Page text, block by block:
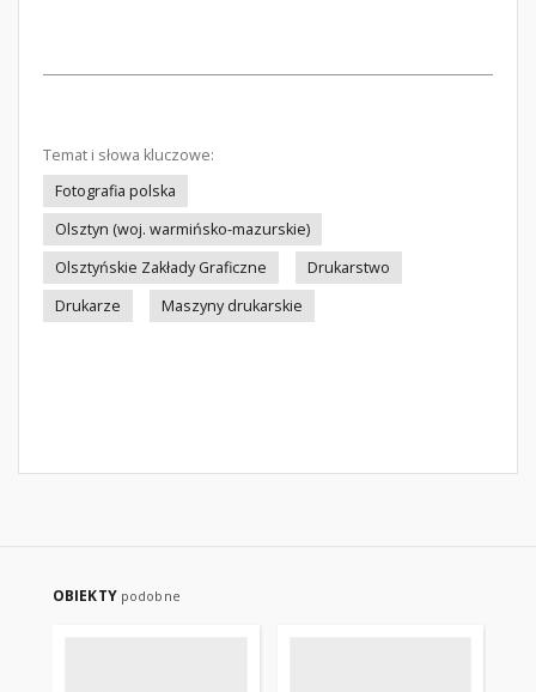
Temat i słowa kluczowe:
Fotografia polska
Olsztyn (woj. warmińsko-mazurskie)
Olsztyńskie Zakłady Graficzne
Drukarstwo
Drukarze
Maszyny drukarskie
OBIEKTY podobne